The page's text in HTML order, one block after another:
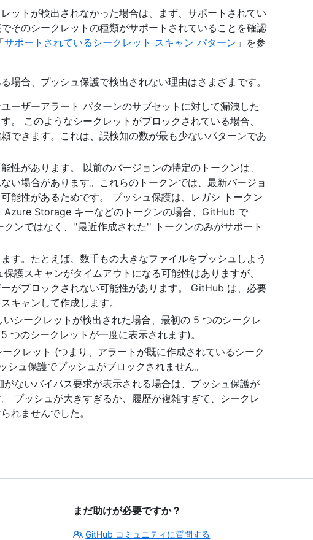
ットが検出されなかった場合は、まず、サポートされてい
そのシークレットの種類がサポートされていることを確認
サポートされているシークレット スキャン パターン 」を参
場合、プッシュ保護で検出されない理由はさまざまです。
ーザーアラート パターンのサブセットに対して漏洩した
。 このようなシークレットがブロックされている場合、
できます。これは、誤検知の数が最も少ないパターンであ
性があります。 以前のバージョンの特定のトークンは、
い場合があります。これらのトークンでは、最新バージョ
能性があるためです。 プッシュ保護は、レガシ トークン
Azure Storage キーなどのトークンの場合、GitHub で
ンではなく、''最近作成された'' トークンのみがサポート
す。たとえば、数千もの大きなファイルをプッシュしよう
護スキャンがタイムアウトになる可能性はありますが、
がブロックされない可能性があります。 GitHub は、必要
キャンして作成します。
シークレットが検出された場合、最初の 5 つのシークレ
つのシークレットが一度に表示されます)。
クレット (つまり、アラートが既に作成されているシーク
ュ保護でプッシュがブロックされません。
ないバイパス要求が表示される場合は、プッシュ保護が
プッシュが大きすぎるか、履歴が複雑すぎて、シークレ
れませんでした。
まだ助けが必要ですか？
GitHub コミュニティに質問する